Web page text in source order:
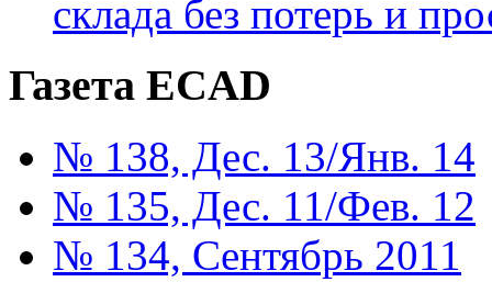
склада без потерь и
Газета ECAD
№ 138, Дес. 13/Янв. 14
№ 135, Дес. 11/Фев. 12
№ 134, Сентябрь 2011